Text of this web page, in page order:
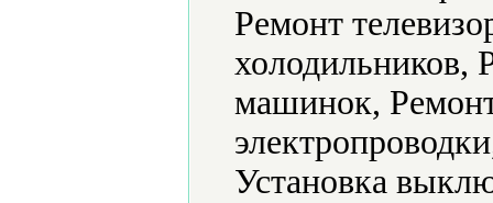
Ремонт
холодильников,
машинок,
Установка